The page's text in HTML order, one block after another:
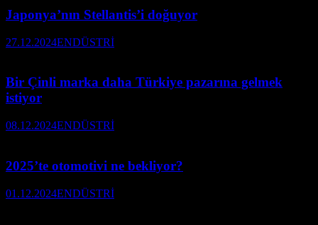
Japonya’nın Stellantis’i doğuyor
27.12.2024ENDÜSTRİ
Bir Çinli marka daha Türkiye pazarına gelmek
istiyor
08.12.2024ENDÜSTRİ
2025’te otomotivi ne bekliyor?
01.12.2024ENDÜSTRİ